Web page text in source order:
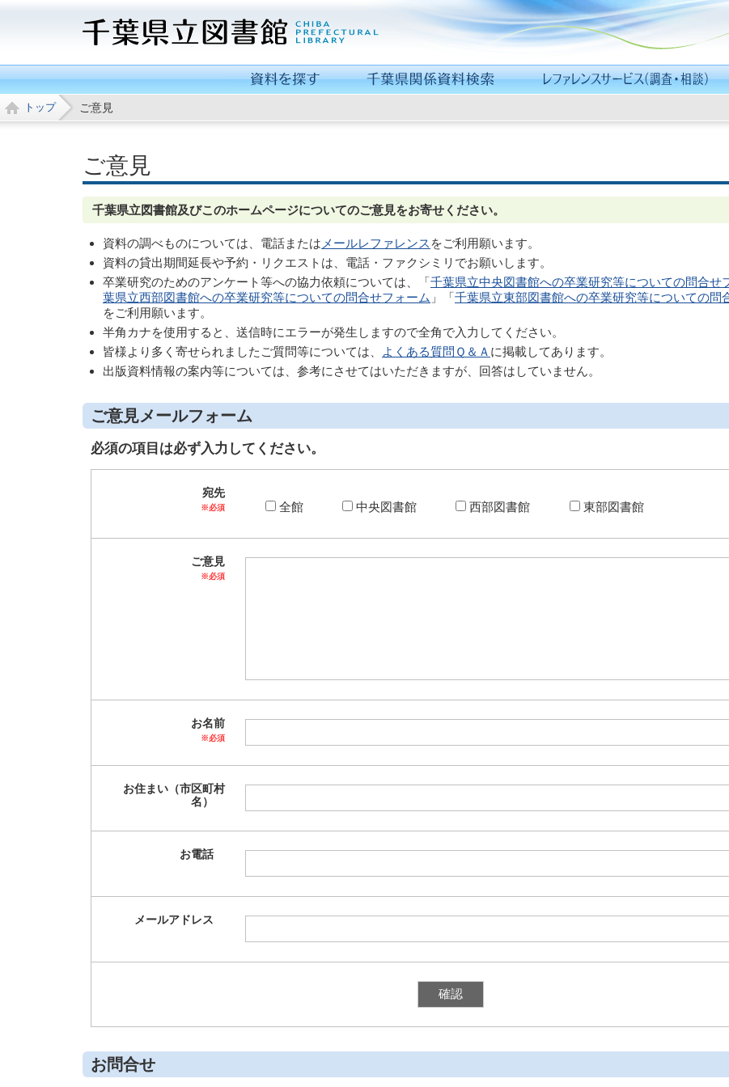
トップ ご意見
ご意見
千葉県立図書館及びこのホームページについてのご意見をお寄せください。
資料の調べものについては、電話または メールレファレンス をご利用願います。
資料の貸出期間延長や予約・リクエストは、電話・ファクシミリでお願いします。
卒業研究のためのアンケート等への協力依頼については、「千葉県立中央図書館への卒業研究等についての問合せ
葉県立西部図書館への卒業研究等についての問合せフォーム 」「千葉県立東部図書館への卒業研究等についての問
をご利用願います。
半角カナを使用すると、送信時にエラーが発生しますので全角で入力してください。
皆様より多く寄せられましたご質問等については、
よくある質問Ｑ＆Ａ に掲載してあります。
出版資料情報の案内等については、参考にさせてはいただきますが、回答はしていません。
ご意見メールフォーム
必須の項目は必ず入力してください。
宛先
※必須 全館 中央図書館 西部図書館 東部図書館
ご意見
※必須
お名前
※必須
お住まい（市区町村
名）
お電話
メールアドレス
お問合せ
千
県
関